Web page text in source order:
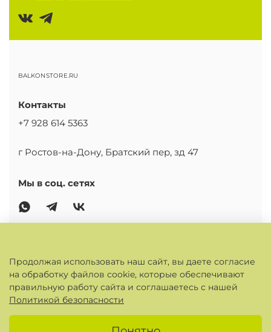
BALKONSTORE.RU
КАБИНЕТ
ИНФОРМАЦИЯ
Контакты
+7 928 614 5363
г Ростов-на-Дону, Братский пер, зд 47
Мы в соц. сетях
Продолжая использовать наш сайт, вы даете согласие
на обработку файлов cookie, которые обеспечивают
правильную работу сайта и соглашаетесь с нашей
Политикой безопасности